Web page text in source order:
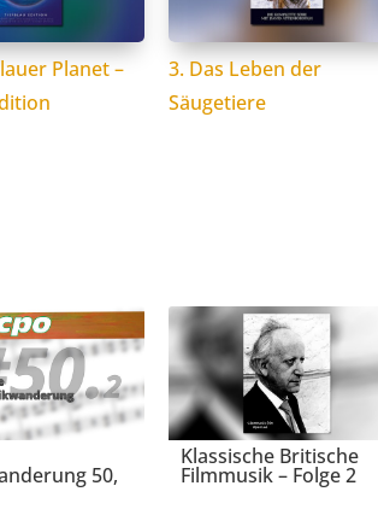
Planet –
3. Das Leben der
Säugetiere
50,
Klassische Britische
Filmmusik – Folge 2